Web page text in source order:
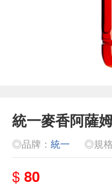
統一麥香阿薩
◎品牌： 統一 ◎規
$ 80